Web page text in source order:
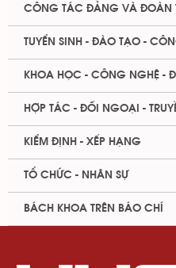
CÔNG TÁC ĐẢNG VÀ ĐOÀN
TUYỂN SINH - ĐÀO TẠO -
KHOA HỌC - CÔNG NGHỆ -
HỢP TÁC - ĐỐI NGOẠI -
KIỂM ĐỊNH - XẾP HẠNG
TỔ CHỨC - NHÂN SỰ
BÁCH KHOA TRÊN BÁO CHÍ